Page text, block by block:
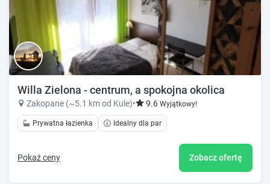
Willa Zielona - centrum, a spokojna okolica
Zakopane (~5.1 km od Kule)• 9.6 Wyjątkowy!
Prywatna łazienka Idealny dla par
Pokaż ceny Zobacz ofertę